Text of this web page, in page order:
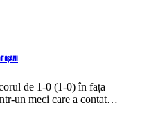
de 1-0 (1-0) în fața
un meci care a contat…